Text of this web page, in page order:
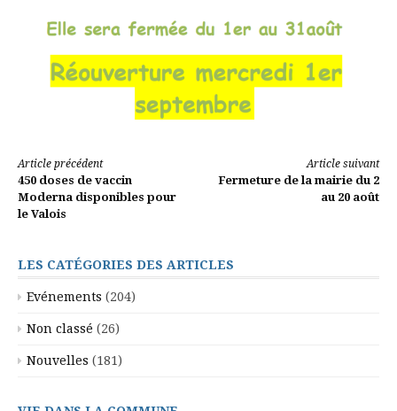
Lire
la
Article précédent
450 doses de vaccin
Moderna disponibles pour
le Valois
Article suivant
Fermeture de la mairie du 2
au 20 août
LES CATÉGORIES DES ARTICLES
Evénements (204)
Non classé (26)
Nouvelles (181)